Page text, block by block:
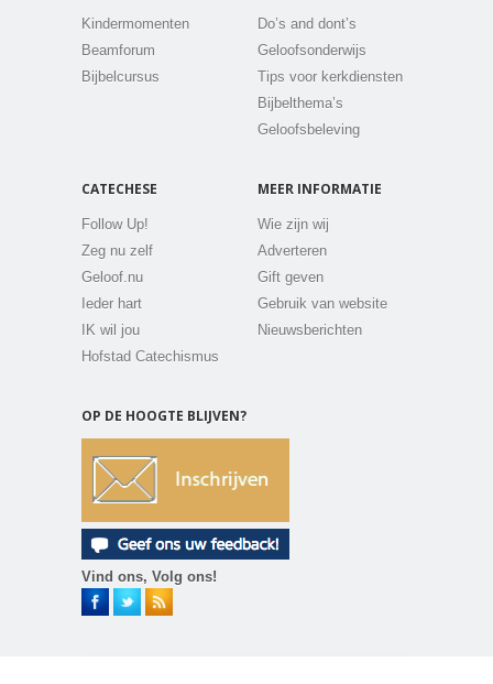
Kindermomenten
Beamforum
Bijbelcursus
Do’s and dont’s
Geloofsonderwijs
Tips voor kerkdiensten
Bijbelthema’s
Geloofsbeleving
CATECHESE
Follow Up!
Zeg nu zelf
Geloof.nu
Ieder hart
IK wil jou
Hofstad Catechismus
MEER INFORMATIE
Wie zijn wij
Adverteren
Gift geven
Gebruik van website
Nieuwsberichten
OP DE HOOGTE BLIJVEN?
Vind ons, Volg ons!